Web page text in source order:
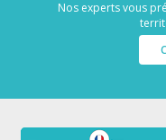
Nos experts vous